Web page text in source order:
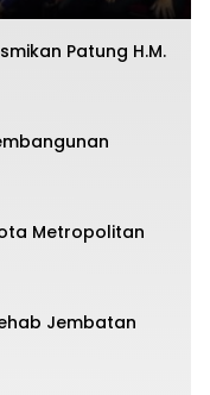
Patung H.M.
Metropolitan
Jembatan